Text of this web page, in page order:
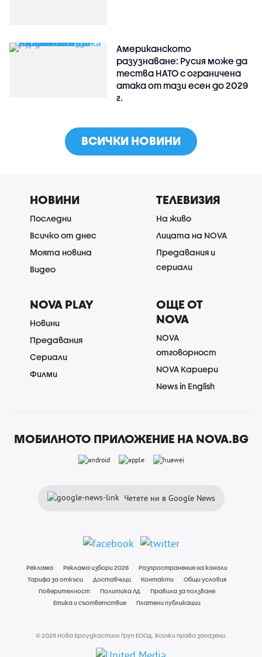
Американското
разузнаване: Русия може да
тества НАТО с ограничена
атака от тази есен до 2029
г.
ВСИЧКИ НОВИНИ
НОВИНИ
Последни
Всичко от днес
Моята новина
Видео
ТЕЛЕВИЗИЯ
На живо
Лицата на NOVA
Предавания и
сериали
NOVA PLAY
Новини
Предавания
Сериали
Филми
ОЩЕ ОТ
NOVA
NOVA
отговорност
NOVA Кариери
News in English
МОБИЛНОТО ПРИЛОЖЕНИЕ НА NOVA.BG
Четете ни в Google News
Реклама Реклама избори 2026
Разпространение на канали
Тарифа за откъси
Доставчици Контакти
Общи условия
Поверителност
Политика ЛД
Правила за ползване
Етика и съответствие
Платени публикации
© 2026 Нова Броудкастинг Груп ЕООД. Всички права запазени.